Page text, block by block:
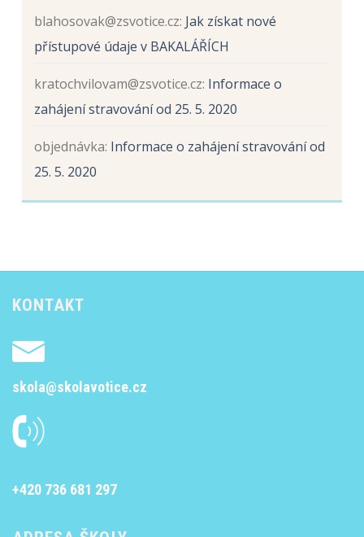
blahosovak@zsvotice.cz: Jak získat nové
přístupové údaje v BAKALÁŘÍCH
kratochvilovam@zsvotice.cz: Informace o
zahájení stravování od 25. 5. 2020
objednávka: Informace o zahájení stravování od
25. 5. 2020
KONTAKT
skola@skolavotice.cz
+420 736 681 297